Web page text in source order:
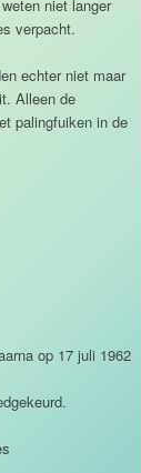
niet langer
verpacht.
echter niet maar
Alleen de
palingfuiken in de
op 17 juli 1962